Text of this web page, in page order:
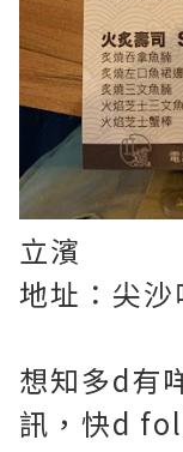
立濱
地址：尖
想知多d有
訊，快d